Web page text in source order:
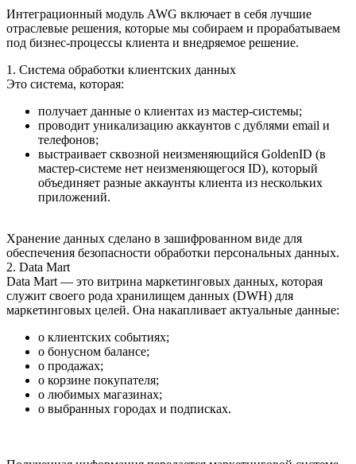
Интеграционный модуль AWG включает в себя лучшие
отраслевые решения, которые мы собираем и прорабатываем
под бизнес-процессы клиента и внедряемое решение.
1. Система обработки клиентских данных
Это система, которая:
получает данные о клиентах из мастер-системы;
проводит уникализацию аккаунтов с дублями email и
телефонов;
выстраивает сквозной неизменяющийся GoldenID (в
мастер-системе нет неизменяющегося ID), который
объединяет разные аккаунты клиента из нескольких
приложений.
Хранение данных сделано в зашифрованном виде для
обеспечения безопасности обработки персональных данных.
2. Data Mart
Data Mart — это витрина маркетинговых данных, которая
служит своего рода хранилищем данных (DWH) для
маркетинговых целей. Она накапливает актуальные данные:
о клиентских событиях;
о бонусном балансе;
о продажах;
о корзине покупателя;
о любимых магазинах;
о выбранных городах и подписках.